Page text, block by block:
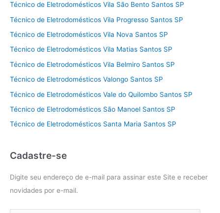
Técnico de Eletrodomésticos Vila São Bento Santos SP
Técnico de Eletrodomésticos Vila Progresso Santos SP
Técnico de Eletrodomésticos Vila Nova Santos SP
Técnico de Eletrodomésticos Vila Matias Santos SP
Técnico de Eletrodomésticos Vila Belmiro Santos SP
Técnico de Eletrodomésticos Valongo Santos SP
Técnico de Eletrodomésticos Vale do Quilombo Santos SP
Técnico de Eletrodomésticos São Manoel Santos SP
Técnico de Eletrodomésticos Santa Maria Santos SP
Cadastre-se
Digite seu endereço de e-mail para assinar este Site e receber
novidades por e-mail.